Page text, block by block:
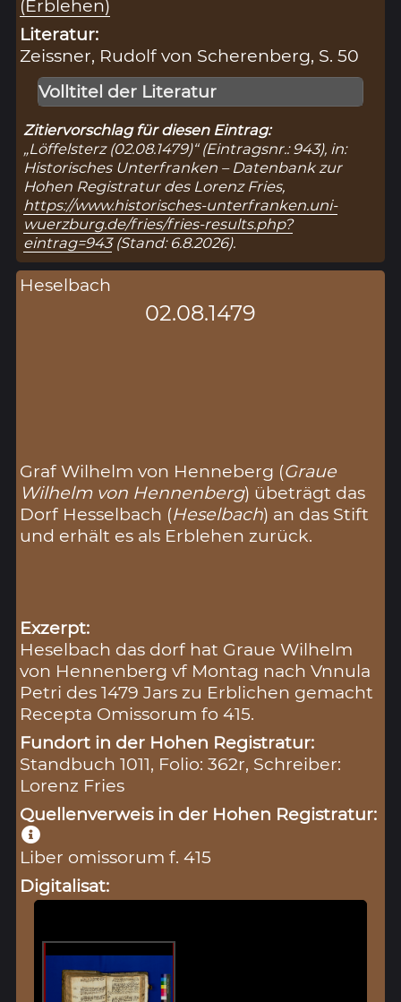
(Erblehen)
Literatur:
Zeissner, Rudolf von Scherenberg, S. 50
Volltitel der Literatur
Zitiervorschlag für diesen Eintrag:
„Löffelsterz (02.08.1479)“ (Eintragsnr.: 943), in:
Historisches Unterfranken – Datenbank zur
Hohen Registratur des Lorenz Fries,
https://www.historisches-unterfranken.uni-
wuerzburg.de/fries/fries-results.php?
eintrag=943(Stand: 6.8.2026).
Heselbach
02.08.1479
Graf Wilhelm von Henneberg (Graue
Wilhelm von Hennenberg) übeträgt das
Dorf Hesselbach (Heselbach) an das Stift
und erhält es als Erblehen zurück.
Exzerpt:
Heselbach das dorf hat Graue Wilhelm
von Hennenberg vf Montag nach Vnnula
Petri des 1479 Jars zu Erblichen gemacht
Recepta Omissorum fo 415.
Fundort in der Hohen Registratur:
Standbuch 1011, Folio: 362r, Schreiber:
Lorenz Fries
Quellenverweis in der Hohen Registratur:
Liber omissorum f. 415
Digitalisat: